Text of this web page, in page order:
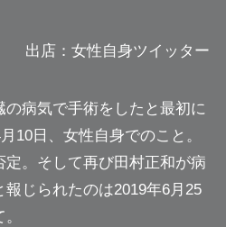
出店：女性自身ツイッター
の病気で手術をしたと最初に
10日、女性自身でのこと。
。そして再び田村正和が病
じられたのは2019年6月25